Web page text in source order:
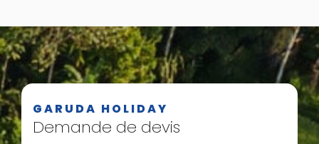
GARUDA HOLIDAY
Demande de devis